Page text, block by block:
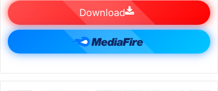
Download